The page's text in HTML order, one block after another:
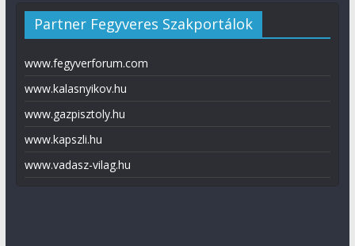
Partner Fegyveres Szakportálok
www.fegyverforum.com
www.kalasnyikov.hu
www.gazpisztoly.hu
www.kapszli.hu
www.vadasz-vilag.hu